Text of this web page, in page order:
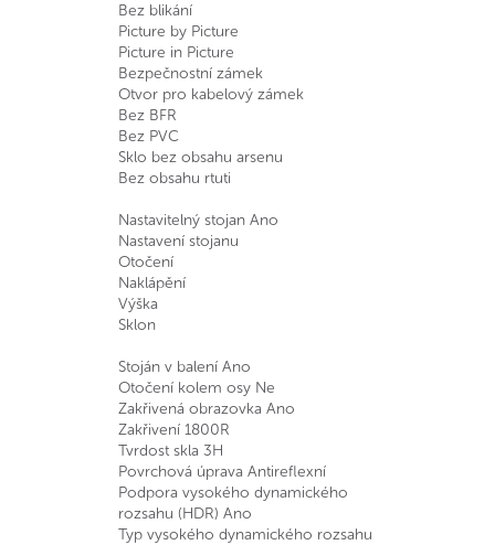
Bez blikání
Picture by Picture
Picture in Picture
Bezpečnostní zámek
Otvor pro kabelový zámek
Bez BFR
Bez PVC
Sklo bez obsahu arsenu
Bez obsahu rtuti
Nastavitelný stojan Ano
Nastavení stojanu
Otočení
Naklápění
Výška
Sklon
Stoján v balení Ano
Otočení kolem osy Ne
Zakřivená obrazovka Ano
Zakřivení 1800R
Tvrdost skla 3H
Povrchová úprava Antireflexní
Podpora vysokého dynamického
rozsahu (HDR) Ano
Typ vysokého dynamického rozsahu